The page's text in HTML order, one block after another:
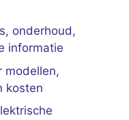
onderhoud,
informatie
modellen,
kosten